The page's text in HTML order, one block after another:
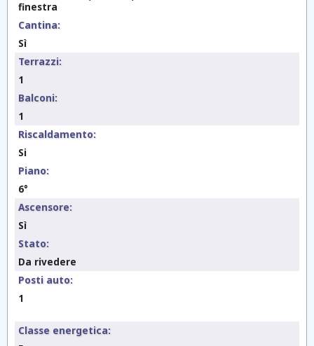
finestra
Cantina:
Sì
Terrazzi:
1
Balconi:
1
Riscaldamento:
Si
Piano:
6°
Ascensore:
Sì
Stato:
Da rivedere
Posti auto:
1
Classe energetica: